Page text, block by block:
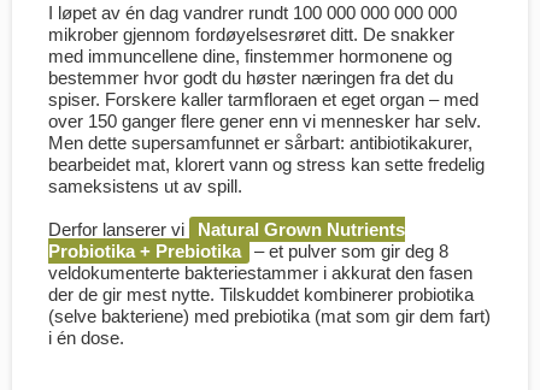
I løpet av én dag vandrer rundt 100 000 000 000 000
mikrober gjennom fordøyelses­røret ditt. De snakker
med immun­cellene dine, fin­stemmer hormonene og
bestemmer hvor godt du høster næringen fra det du
spiser. Forskere kaller tarmfloraen et eget organ – med
over 150 ganger flere gener enn vi mennesker har selv.
Men dette super­samfunnet er sårbart: antibiotika­kurer,
bearbeidet mat, klorert vann og stress kan sette fredelig
sameksistens ut av spill.
Derfor lanserer vi
Natural Grown Nutrients
Probiotika + Prebiotika
– et pulver som gir deg 8
veldokumenterte bakterie­stammer i akkurat den fasen
der de gir mest nytte. Tilskuddet kombinerer probiotika
(selve bakteriene) med prebiotika (mat som gir dem fart)
i én dose.